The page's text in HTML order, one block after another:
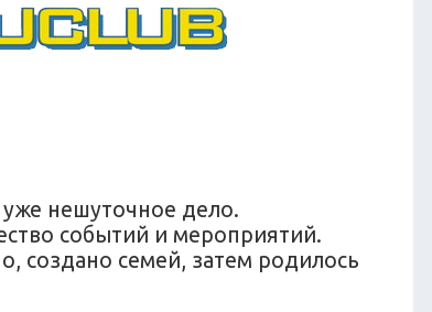
нешуточное дело.
событий и мероприятий.
создано семей, затем родилось